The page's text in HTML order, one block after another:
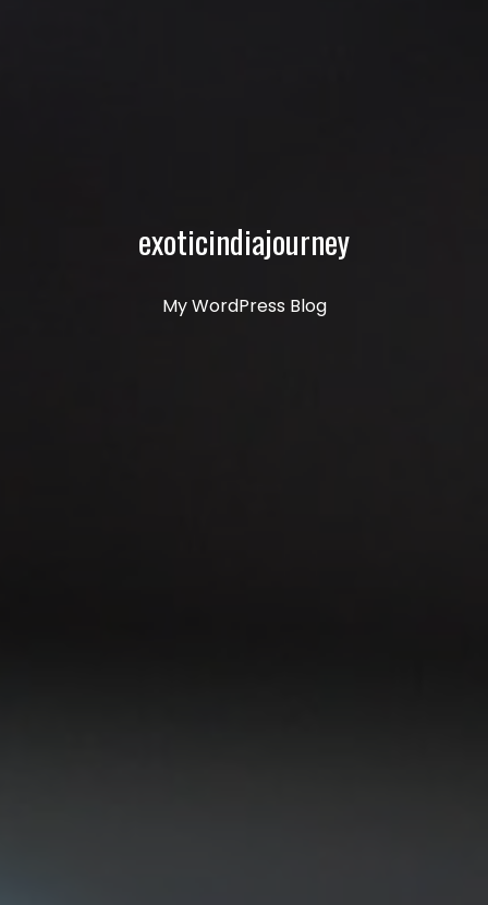
exoticindiajourney
My WordPress Blog